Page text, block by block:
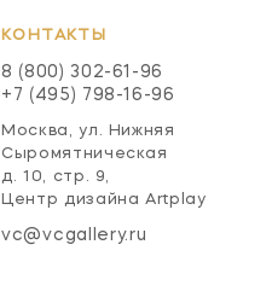
КОНТАКТЫ
8 (800) 302-61-96
+7 (495) 798-16-96
Москва, ул. Нижняя
Сыромятническая
д. 10, стр. 9,
Центр дизайна Artplay
vc@vcgallery.ru